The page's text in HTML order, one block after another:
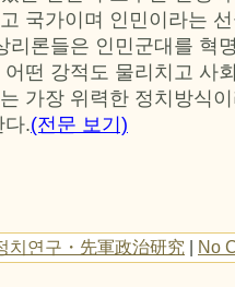
국가이며 인민이라는
리론들은 인민군대를 혁
떤 강적도 물리치고 사
가장 위력한 정치방식
다.(전문 보기)
치연구・先軍政治研究 | No